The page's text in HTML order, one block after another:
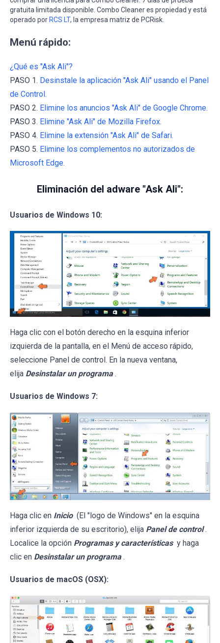
gratuita limitada disponible. Combo Cleaner es propiedad y está
operado por RCS LT, la empresa matriz de PCRisk.
Menú rápido:
¿Qué es "Ask Ali"?
PASO 1. Desinstale la aplicación "Ask Ali" usando el Panel
de Control.
PASO 2. Elimine los anuncios "Ask Ali" de Google Chrome.
PASO 3. Elimine "Ask Ali" de Mozilla Firefox.
PASO 4. Elimine la extensión "Ask Ali" de Safari.
PASO 5. Elimine los complementos no autorizados de
Microsoft Edge.
Eliminación del adware "Ask Ali":
Usuarios de Windows 10:
Haga clic con el botón derecho en la esquina inferior
izquierda de la pantalla, en el Menú de acceso rápido,
seleccione Panel de control. En la nueva ventana,
elija Desinstalar un programa .
Usuarios de Windows 7:
Haga clic en Inicio (El "logo de Windows" en la esquina
inferior izquierda de su escritorio), elija Panel de control .
Localice la opción Programas y características y haga
clic en Desinstalar un programa .
Usuarios de macOS (OSX):